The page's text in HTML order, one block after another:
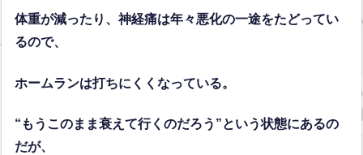
体重が減ったり、神経痛は年々悪化の一途をたどってい
るので、
ホームランは打ちにくくなっている。
“もうこのまま衰えて行くのだろう”という状態にあるの
だが、